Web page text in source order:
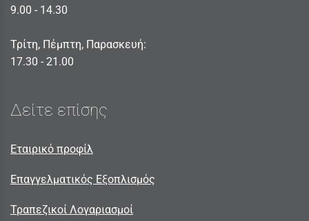
9.00 - 14.30
Τρίτη, Πέμπτη, Παρασκευή:
17.30 - 21.00
Δείτε επίσης
Εταιρικό προφίλ
Επαγγελματικός Εξοπλισμός
Τραπεζικοί Λογαριασμοί